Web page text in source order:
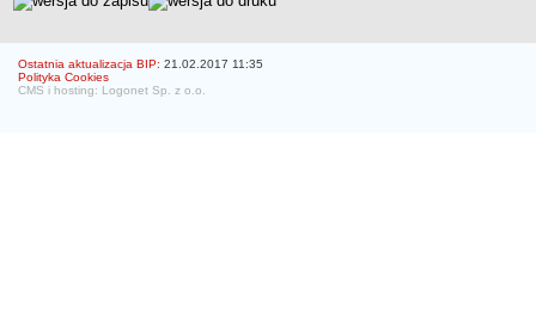
Prodziekani
Statut
Uchwały Senatu
Ostatnia aktualizacja BIP: 21.02.2017 11:35
Polityka Cookies
CMS i hosting: Logonet Sp. z o.o.